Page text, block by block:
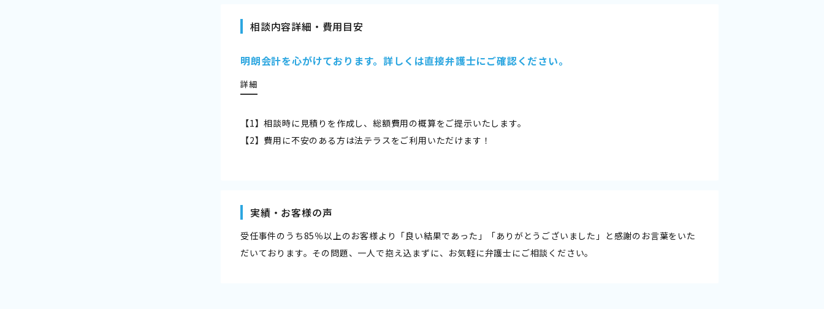
相談内容詳細・費用目安
明朗会計を心がけております。詳しくは直接弁護士にご確認ください。
詳細
【1】相談時に見積りを作成し、総額費用の概算をご提示いたします。
【2】費用に不安のある方は法テラスをご利用いただけます！
実績・お客様の声
受任事件のうち85％以上のお客様より「良い結果であった」「ありがとうございました」と感謝のお言葉をいた
だいております。その問題、一人で抱え込まずに、お気軽に弁護士にご相談ください。